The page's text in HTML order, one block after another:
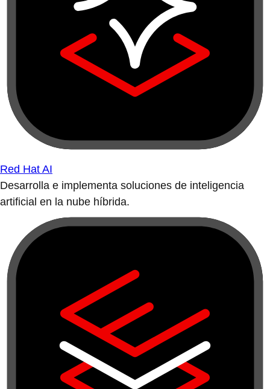
Red Hat AI
Desarrolla e implementa soluciones de inteligencia
artificial en la nube híbrida.